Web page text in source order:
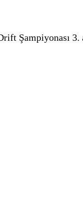
Şampiyonası 3.